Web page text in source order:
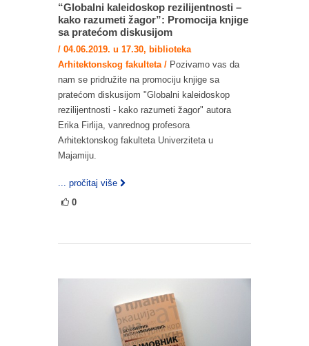
“Globalni kaleidoskop rezilijentnosti –
kako razumeti žagor”: Promocija knjige
sa pratećom diskusijom
/ 04.06.2019. u 17.30, biblioteka
Arhitektonskog fakulteta / Pozivamo vas da
nam se pridružite na promociju knjige sa
pratećom diskusijom "Globalni kaleidoskop
rezilijentnosti - kako razumeti žagor" autora
Erika Firlija, vanrednog profesora
Arhitektonskog fakulteta Univerziteta u
Majamiju.
... pročitaj više
0